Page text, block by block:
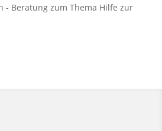
- Beratung zum Thema Hilfe zur